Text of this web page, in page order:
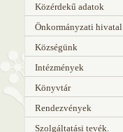
Közérdekű adatok
Önkormányzati hivatal
Községünk
Intézmények
Könyvtár
Rendezvények
Szolgáltatási tevék.